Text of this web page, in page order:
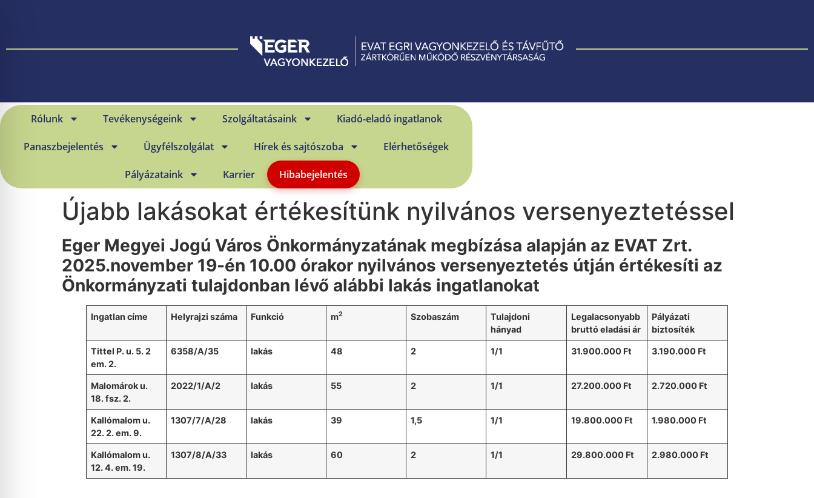
Rólunk Tevékenységeink Szolgáltatásaink Kiadó-eladó ingatlanok
Panaszbejelentés Ügyfélszolgálat Hírek és sajtószoba Elérhetőségek
Pályázataink Karrier Hibabejelentés
Újabb lakásokat értékesítünk nyilvános versenyeztetéssel
Eger Megyei Jogú Város Önkormányzatának megbízása alapján az EVAT Zrt.
2025.november 19-én 10.00 órakor nyilvános versenyeztetés útján értékesíti az
Önkormányzati tulajdonban lévő alábbi lakás ingatlanokat
Ingatlan címe Helyrajzi száma Funkció m2 Szobaszám
Tulajdoni
hányad
Legalacsonyabb
bruttó eladási ár
Pályázati
biztosíték
Tittel P. u. 5. 2
em. 2.
6358/A/35 lakás 48 2 1/1 31.900.000 Ft 3.190.000 Ft
Malomárok u.
18. fsz. 2.
2022/1/A/2 lakás 55 2 1/1 27.200.000 Ft 2.720.000 Ft
Kallómalom u.
22. 2. em. 9.
1307/7/A/28 lakás 39 1,5 1/1 19.800.000 Ft 1.980.000 Ft
Kallómalom u.
12. 4. em. 19.
1307/8/A/33 lakás 60 2 1/1 29.800.000 Ft 2.980.000 Ft